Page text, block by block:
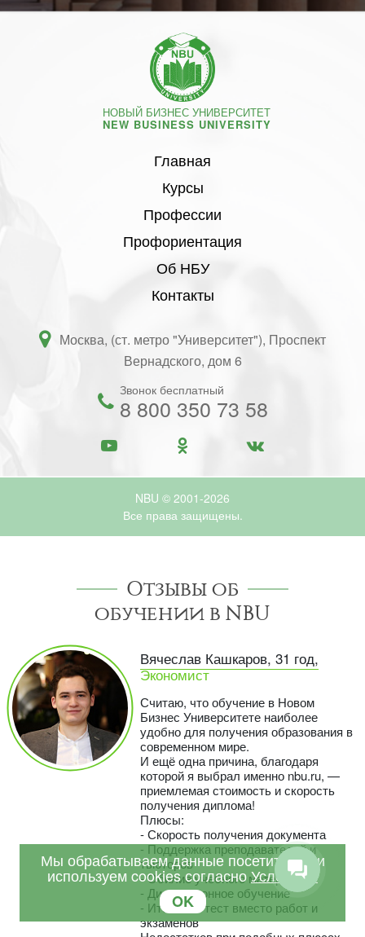
НОВЫЙ БИЗНЕС УНИВЕРСИТЕТ
NEW BUSINESS UNIVERSITY
Главная
Курсы
Профессии
Профориентация
Об НБУ
Контакты
Москва, (ст. метро "Университет"), Проспект
Вернадского, дом 6
Звонок бесплатный
8 800 350 73 58
NBU © 2001-2026
Все права защищены.
Отзывы об
обучении в NBU
Вячеслав Кашкаров, 31 год,
Экономист
Считаю, что обучение в Новом
Бизнес Университете наиболее
удобно для получения образования в
современном мире.
И ещё одна причина, благодаря
которой я выбрал именно nbu.ru, —
приемлемая стоимость и скорость
получения диплома!
Плюсы:
- Скорость получения документа
- Поддержка преподавателей и
тьюторов
- Обилие учебного материала
- Дистанционное обучение
- Итоговый тест вместо работ и
экзаменов
Мы обрабатываем данные посетителей и
используем cookies согласноУсловиям
OK